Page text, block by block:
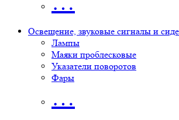
Освещение, звуковые сигналы и
Лампы
Маяки проблесковые
Указатели поворотов
Фары
…